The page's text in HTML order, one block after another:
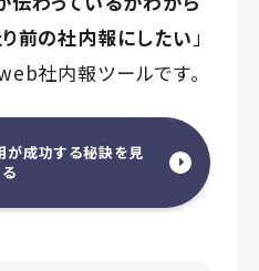
前の社内報にしたい 」
社内報ツールです。
成功する秘訣を見
る